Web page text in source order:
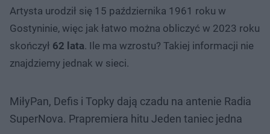
Artysta urodził się 15 października 1961 roku w
Gostyninie, więc jak łatwo można obliczyć w 2023 roku
skończył 62 lata. Ile ma wzrostu? Takiej informacji nie
znajdziemy jednak w sieci.
MiłyPan, Defis i Topky dają czadu na antenie Radia
SuperNova. Prapremiera hitu Jeden taniec jedna